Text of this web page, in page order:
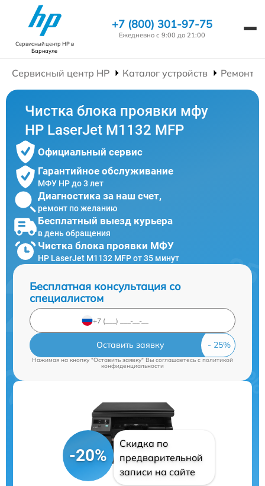
Сервисный центр HPв
Барнауле
+7 (800) 301-97-75
Ежедневно с 9:00 до 21:00
Сервисный центр HP Каталог устройств Ремонт
Чистка блока проявки мфу
HP LaserJet M1132 MFP
Официальный сервис
Гарантийное обслуживание
МФУ HP до 3 лет
Диагностика за наш счет,
ремонт по желанию
Бесплатный выезд курьера
в день обращения
Чистка блока проявки МФУ
HP LaserJet M1132 MFP от 35 минут
Бесплатная консультация со
специалистом
Оставить заявку
Нажимая на кнопку "Оставить заявку" Вы соглашаетесь cполитикой
конфиденциальности
-20%
Скидка по
предварительной
записи на сайте